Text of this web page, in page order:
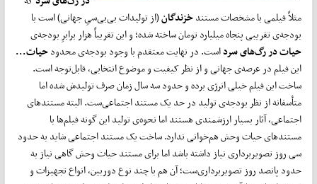
مثلاً فیلمی با مشخصات مستندخزندگان(از تولیدات بی‌بی‌سیِ جهانی) است با
بودجه‌ی تقریبی پنجاه میلیارد تومان ساخته شده؛ و این تقریباً هزار برابرِ بودجه‌ی
حیات در رگهای سرداست. در نهایت معتقدم با وجود بودجه‌ی محدودحیات...
این فیلم در عرصه‌ی جهانی و از نظر کیفیت و موضوع انتخابی، قابل‌توجه است.
ساخت این فیلم خیلی انرژی برده و حدود سه سال زمان صرف تولیدش شده اما
متأسفانه از نظر بودجه‌ی تولید در حد یک مستند اجتماعی‌ست. البته مستندهای
اجتماعی، آثار بسیار ارزشمندی هستند اما نحوه‌ی تولید این گونه فیلم‌ها با
مستندهای حیات وحش هم‌خوانی ندارد. ساخت یک مستند اجتماعی شاید به حدود
سی روز تصویربرداری نیاز داشته باشد اما برای مستند حیات وحش گاهی نیاز به
حدود پانصد روز تصویربرداری‌ست؛ آن هم با چند نوع دوربین، انواع تجهیزات و